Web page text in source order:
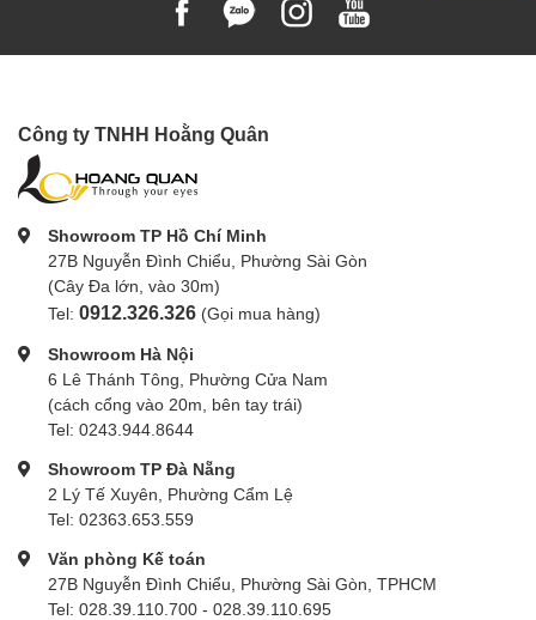
Công ty TNHH Hoằng Quân
Showroom TP Hồ Chí Minh
27B Nguyễn Đình Chiểu, Phường Sài Gòn
(Cây Đa lớn, vào 30m)
Tel: 0912.326.326 (Gọi mua hàng)
Showroom Hà Nội
6 Lê Thánh Tông, Phường Cửa Nam
(cách cổng vào 20m, bên tay trái)
Tel: 0243.944.8644
Showroom TP Đà Nẵng
2 Lý Tế Xuyên, Phường Cẩm Lệ
Tel: 02363.653.559
Văn phòng Kế toán
27B Nguyễn Đình Chiểu, Phường Sài Gòn, TPHCM
Tel: 028.39.110.700 - 028.39.110.695